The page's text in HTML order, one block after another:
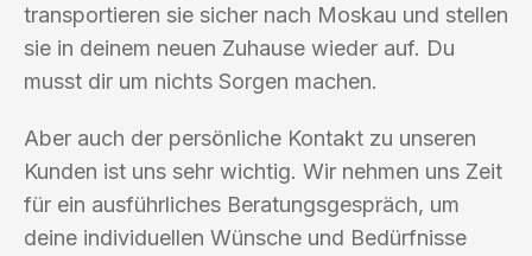
transportieren sie sicher nach Moskau und stellen
sie in deinem neuen Zuhause wieder auf. Du
musst dir um nichts Sorgen machen.
Aber auch der persönliche Kontakt zu unseren
Kunden ist uns sehr wichtig. Wir nehmen uns Zeit
für ein ausführliches Beratungsgespräch, um
deine individuellen Wünsche und Bedürfnisse